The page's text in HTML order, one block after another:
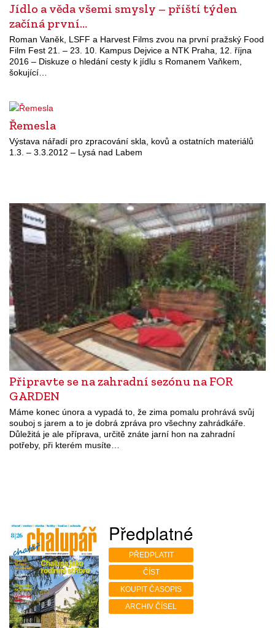
Jídlo a věda všemi smysly – příští týden
začíná první…
Roman Vaněk, LSFF a Harvest Films zvou na první pražský Food
Film Fest 21. – 23. 10. Kampus Dejvice a NTK Praha, 12. října
2016 – Diskuze o hledání cesty k jídlu s Romanem Vaňkem,
šokující…
Řemesla
Výstava nářadí pro zpracování skla, kovů a ostatních materiálů
1.3. – 3.3.2012 – Lysá nad Labem
Připravte se na zahradní sezónu na FOR
GARDEN
Máme konec února a vypadá to, že zima pomalu prohrává svůj
souboj s jarem a to je dobrá zpráva pro všechny zahrádkáře.
Důležitá je ale příprava, určitě znáte jarní hon na zahradní
potřeby, při kterém musíte…
Předplatné
PŘEDPLATIT
ČÍST
KOUPIT ČASOPIS
ARCHIV ČÍSEL